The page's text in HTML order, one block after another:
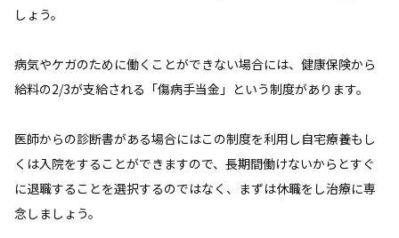
しょう。
病気やケガのために働くことができない場合には、健康保険から
給料の2/3が支給される「傷病手当金」という制度があります。
医師からの診断書がある場合にはこの制度を利用し自宅療養もし
くは入院をすることができますので、長期間働けないからとすぐ
に退職することを選択するのではなく、まずは休職をし治療に専
念しましょう。